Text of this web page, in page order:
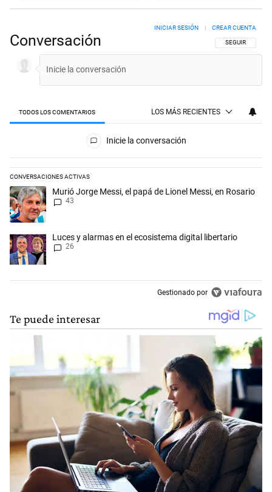
Conversación SIGA ESTA
SEGUIR
INICIAR SESIÓN | CREAR CUENTA
TODOS LOS COMENTARIOS LOS MÁS RECIENTES
Todos los comentarios
Inicie la conversación
CONVERSACIONES ACTIVAS
Este listado muestra los artículos con más comentarios en los
Un artículo de tendencia con el título "Murió Jorge Messi, el papá de
Murió Jorge Messi, el papá de Lionel Messi, en Rosario
43
Un artículo de tendencia con el título "Luces y alarmas en el
Luces y alarmas en el ecosistema digital libertario
26
Gestionado por